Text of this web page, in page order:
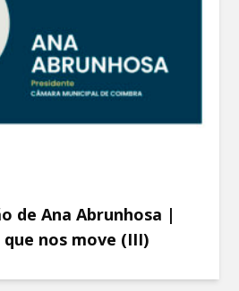
de Ana Abrunhosa |
nos move (III)